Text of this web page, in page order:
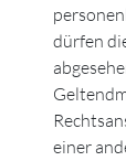
dürfen
einer